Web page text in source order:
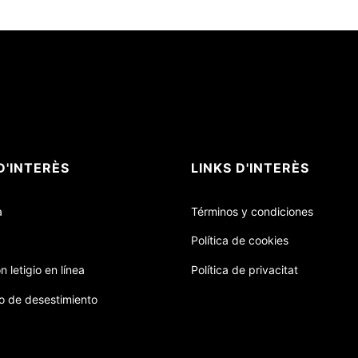
letigio en línea
de desestimiento
LINKS D'INTERÈS
Términos y condiciones
Política de cookies
Política de privacitat